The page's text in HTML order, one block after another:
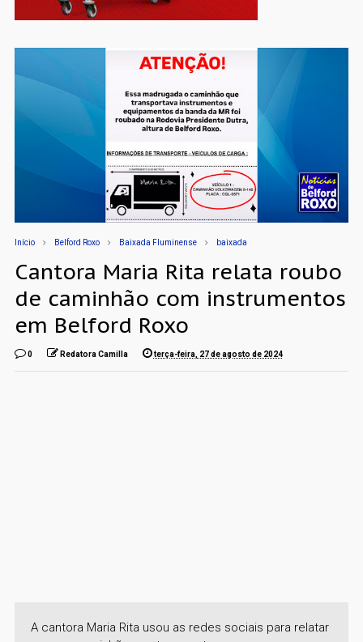
Início Belford Roxo Baixada Fluminense baixada
Cantora Maria Rita relata roubo
de caminhão com instrumentos
em Belford Roxo
0 Redatora Camilla terça-feira, 27 de agosto de 2024
A cantora Maria Rita usou as redes sociais para relatar